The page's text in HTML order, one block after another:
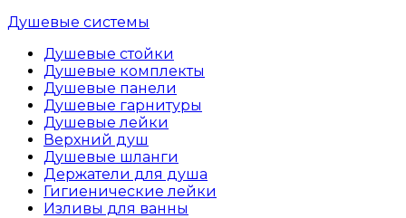
Душевые системы
Душевые стойки
Душевые комплекты
Душевые панели
Душевые гарнитуры
Душевые лейки
Верхний душ
Душевые шланги
Держатели для душа
Гигиенические лейки
Изливы для ванны